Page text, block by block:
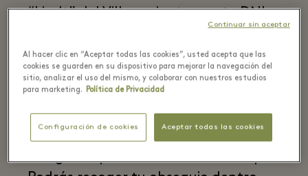
“Lindt” del Village, junto con tu DNI o
Membership, para que puedan
hacerte entrega de la Recompensa.
Además, el día de la visita, el
miembro beneficiario de la
Al hacer clic en “Aceptar todas las cookies”, usted acepta que las
cookies se guarden en su dispositivo para mejorar la navegación del
sitio, analizar el uso del mismo, y colaborar con nuestros estudios
para marketing. Política de Privacidad
Configuración de cookies Aceptar todas las cookies
Continuar sin aceptar